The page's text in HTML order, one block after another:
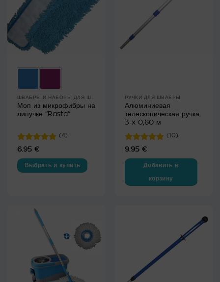
можно
выбрать
странице
товара.
выбрать
странице
товара.
Моп из микрофибры на
липучке “Rasta”
Оценка
(4)
6.95 €
Выбрать и купить
имеет
несколько
вариаций.
выбрать
РУЧКИ ДЛЯ ШВАБРЫ
Алюминиевая
телескопическая ручка,
3 x 0,60 м
Оценка
(10)
9.95 €
Добавить в
корзину